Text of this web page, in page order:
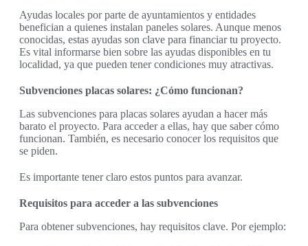
Ayudas locales por parte de ayuntamientos y entidades
benefician a quienes instalan paneles solares. Aunque menos
conocidas, estas ayudas son clave para financiar tu proyecto.
Es vital informarse bien sobre las ayudas disponibles en tu
localidad, ya que pueden tener condiciones muy atractivas.
Subvenciones placas solares: ¿Cómo funcionan?
Las subvenciones para placas solares ayudan a hacer más
barato el proyecto. Para acceder a ellas, hay que saber cómo
funcionan. También, es necesario conocer los requisitos que
se piden.
Es importante tener claro estos puntos para avanzar.
Requisitos para acceder a las subvenciones
Para obtener subvenciones, hay requisitos clave. Por ejemplo: